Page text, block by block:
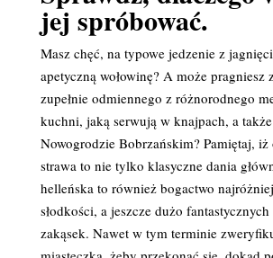
jej spróbować.
Masz chęć, na typowe jedzenie z
apetyczną wołowinę? A może pragniesz
zupełnie odmiennego z różnorodnego
kuchni, jaką serwują w knajpach, a
Nowogrodzie Bobrzańskim? Pamiętaj, iż
strawa to nie tylko klasyczne dania
helleńska to również bogactwo
słodkości, a jeszcze dużo
zakąsek. Nawet w tym terminie